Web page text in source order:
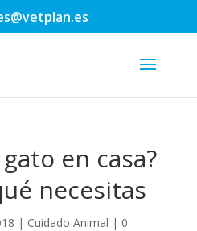
en casa?
necesitas
| Cuidado Animal | 0